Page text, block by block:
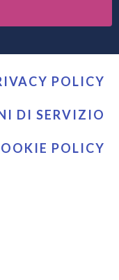
POLICY
DI SERVIZIO
POLICY